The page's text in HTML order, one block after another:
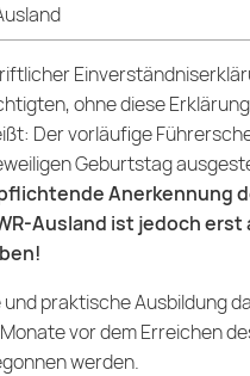
ohne diese Erklärung
Der vorläufige
Geburtstag
Anerkennung
Ausland ist jedoch erst
praktische Ausbildung
vor dem Erreichen
werden.